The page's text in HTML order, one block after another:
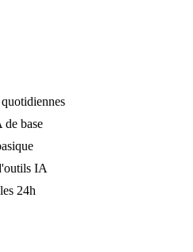
de base
IA
24h